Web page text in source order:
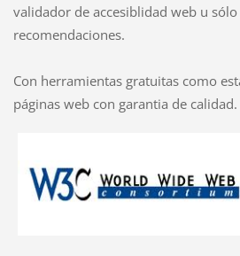
validador de accesiblidad web u
recomendaciones.
Con herramientas gratuitas como
páginas web con garantia de calidad.